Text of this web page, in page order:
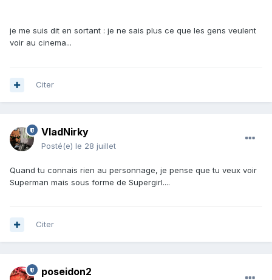
je me suis dit en sortant : je ne sais plus ce que les gens veulent
voir au cinema...
Citer
VladNirky
Posté(e) le 28 juillet
Quand tu connais rien au personnage, je pense que tu veux voir
Superman mais sous forme de Supergirl....
Citer
poseidon2